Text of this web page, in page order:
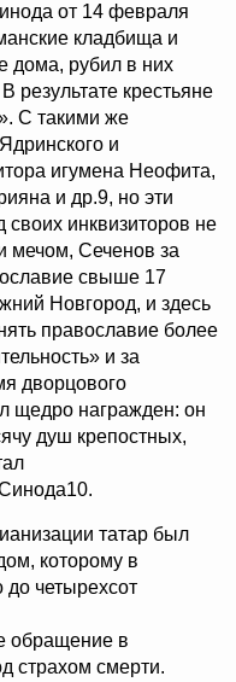
от 14 февраля
кладбища и
дома, рубил в них
результате крестьяне
С такими же
и
игумена Неофита,
и др.9, но эти
инквизиторов не
мечом, Сеченов за
свыше 17
Новгород, и здесь
православие более
и за
дворцового
щедро награжден: он
душ крепостных,
татар был
которому в
четырехсот
обращение в
страхом смерти.